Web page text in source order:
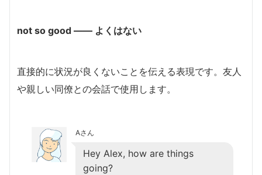
not so good ―― よくはない
直接的に状況が良くないことを伝える表現です。友人
や親しい同僚との会話で使用します。
Aさん
Hey Alex, how are things
going?